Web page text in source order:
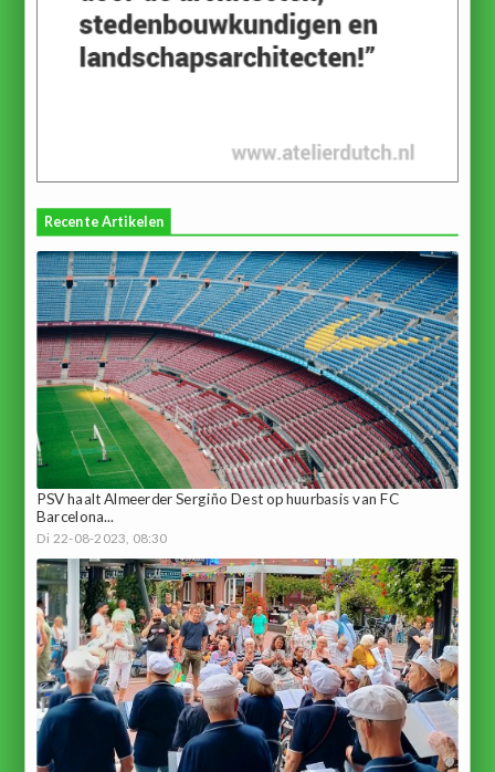
Recente Artikelen
PSV haalt Almeerder Sergiño Dest op huurbasis van FC
Barcelona...
Di 22-08-2023, 08:30